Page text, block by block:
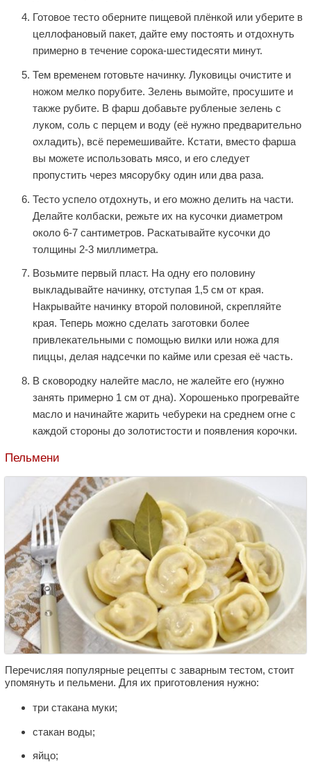
Готовое тесто оберните пищевой плёнкой или уберите в
целлофановый пакет, дайте ему постоять и отдохнуть
примерно в течение сорока-шестидесяти минут.
Тем временем готовьте начинку. Луковицы очистите и
ножом мелко порубите. Зелень вымойте, просушите и
также рубите. В фарш добавьте рубленые зелень с
луком, соль с перцем и воду (её нужно предварительно
охладить), всё перемешивайте. Кстати, вместо фарша
вы можете использовать мясо, и его следует
пропустить через мясорубку один или два раза.
Тесто успело отдохнуть, и его можно делить на части.
Делайте колбаски, режьте их на кусочки диаметром
около 6-7 сантиметров. Раскатывайте кусочки до
толщины 2-3 миллиметра.
Возьмите первый пласт. На одну его половину
выкладывайте начинку, отступая 1,5 см от края.
Накрывайте начинку второй половиной, скрепляйте
края. Теперь можно сделать заготовки более
привлекательными с помощью вилки или ножа для
пиццы, делая надсечки по кайме или срезая её часть.
В сковородку налейте масло, не жалейте его (нужно
занять примерно 1 см от дна). Хорошенько прогревайте
масло и начинайте жарить чебуреки на среднем огне с
каждой стороны до золотистости и появления корочки.
Пельмени
Перечисляя популярные рецепты с заварным тестом, стоит
упомянуть и пельмени. Для их приготовления нужно:
три стакана муки;
стакан воды;
яйцо;